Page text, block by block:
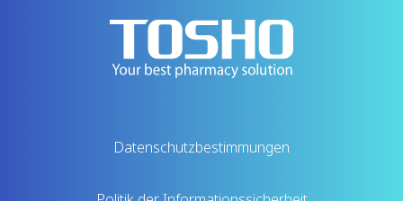
Datenschutzbestimmungen